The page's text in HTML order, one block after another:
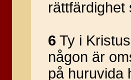
rättfärdighet
6 Ty i
någon är
på huruvida